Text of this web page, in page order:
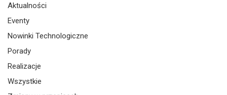
Aktualności
Eventy
Nowinki Technologiczne
Porady
Realizacje
Wszystkie